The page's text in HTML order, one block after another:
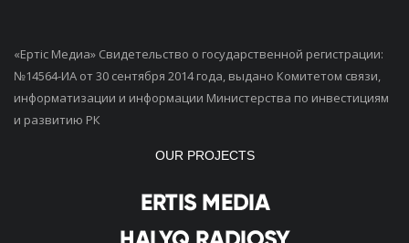
«Ертiс Медиа» Свидетельство о государственной регистрации:
№14564-ИА от 30 сентября 2014 года, выдано Комитетом связи,
информатизации и информации Министерства по инвестициям
и развитию РК
OUR PROJECTS